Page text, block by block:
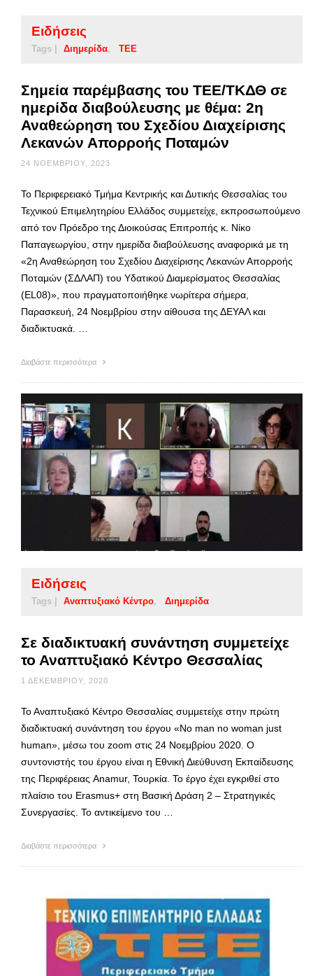
Ειδήσεις
Tags | Διημερίδα ΤΕΕ
Σημεία παρέμβασης του ΤΕΕ/ΤΚΔΘ σε
ημερίδα διαβούλευσης µε θέμα: 2η
Αναθεώρηση του Σχεδίου Διαχείρισης
Λεκανών Απορροής Ποταμών
24 ΝΟΕΜΒΡΊΟΥ, 2023
Το Περιφερειακό Τμήμα Κεντρικής και Δυτικής Θεσσαλίας του
Τεχνικού Επιμελητηρίου Ελλάδος συμμετείχε, εκπροσωπούμενο
από τον Πρόεδρο της Διοικούσας Επιτροπής κ. Νίκο
Παπαγεωργίου, στην ημερίδα διαβούλευσης αναφορικά με τη
«2η Αναθεώρηση του Σχεδίου Διαχείρισης Λεκανών Απορροής
Ποταμών (ΣΔΛΑΠ) του Υδατικού Διαμερίσματος Θεσσαλίας
(EL08)», που πραγματοποιήθηκε νωρίτερα σήμερα,
Παρασκευή, 24 Νοεμβρίου στην αίθουσα της ΔΕΥΑΛ και
διαδικτυακά. …
Διαβάστε περισσότερα
Ειδήσεις
Tags | Αναπτυξιακό Κέντρο Διημερίδα
Σε διαδικτυακή συνάντηση συμμετείχε
το Αναπτυξιακό Κέντρο Θεσσαλίας
1 ΔΕΚΕΜΒΡΊΟΥ, 2020
Το Αναπτυξιακό Κέντρο Θεσσαλίας συμμετείχε στην πρώτη
διαδικτυακή συνάντηση του έργου «No man no woman just
human», μέσω του zoom στις 24 Νοεμβρίου 2020. Ο
συντονιστής του έργου είναι η Εθνική Διεύθυνση Εκπαίδευσης
της Περιφέρειας Anamur, Τουρκία. Το έργο έχει εγκριθεί στο
πλαίσιο του Erasmus+ στη Βασική Δράση 2 – Στρατηγικές
Συνεργασίες. Το αντικείμενο του …
Διαβάστε περισσότερα